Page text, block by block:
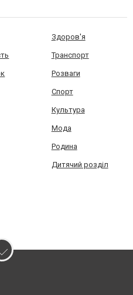
Здоров'я
Транспорт
Розваги
Спорт
Культура
Мода
Родина
Дитячий розділ